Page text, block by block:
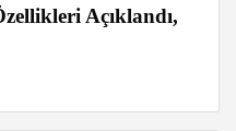
Açıklandı,